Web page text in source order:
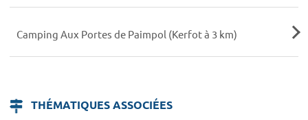
Camping Aux Portes de Paimpol (Kerfot à 3 km)
THÉMATIQUES ASSOCIÉES